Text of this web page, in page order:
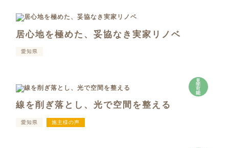
居心地を極めた、妥協なき実家リノベ
愛知県
見
学
可
能
線を削ぎ落とし、光で空間を整える
愛知県 施主様の声